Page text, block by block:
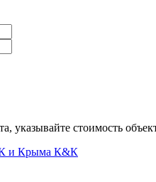
указывайте стоимость